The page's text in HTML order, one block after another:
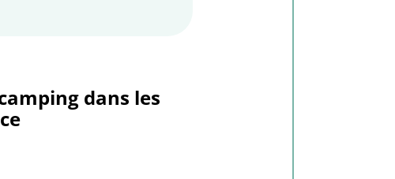
dans les